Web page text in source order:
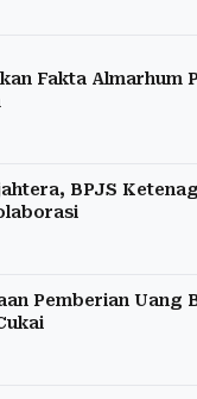
Fakta Almarhum
BPJS
Pemberian Uang